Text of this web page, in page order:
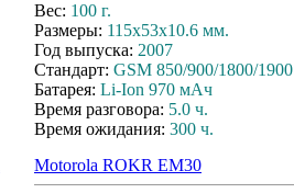
Вес: 100 г.
Размеры: 115x53x10.6 мм.
Год выпуска: 2007
Стандарт: GSM 850/900/1800/1900
Батарея: Li-Ion 970 мАч
Время разговора: 5.0 ч.
Время ожидания: 300 ч.
Motorola ROKR EM30